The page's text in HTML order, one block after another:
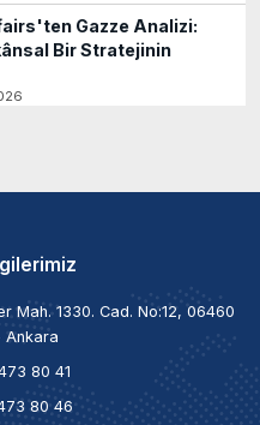
Gazze Analizi:
Bir Stratejinin
Mah. 1330. Cad. No:12, 06460
Ankara
80 41
80 46